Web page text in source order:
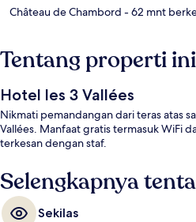
Château de Chambord - 62 mnt
Tentang properti ini
Hotel les 3 Vallées
Nikmati pemandangan dari teras atas
Vallées. Manfaat gratis termasuk WiFi
terkesan dengan staf.
Selengkapnya
Sekilas